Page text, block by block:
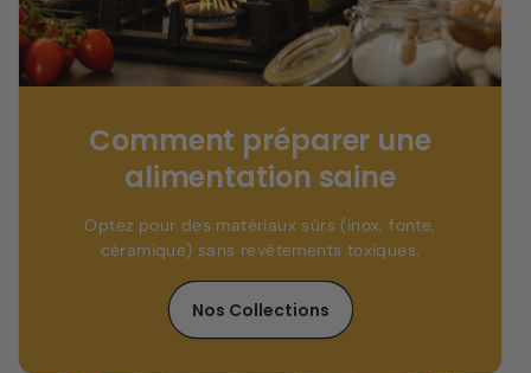
Comment préparer une
alimentation saine
Optez pour des matériaux sûrs (inox, fonte,
céramique) sans revêtements toxiques.
Nos Collections